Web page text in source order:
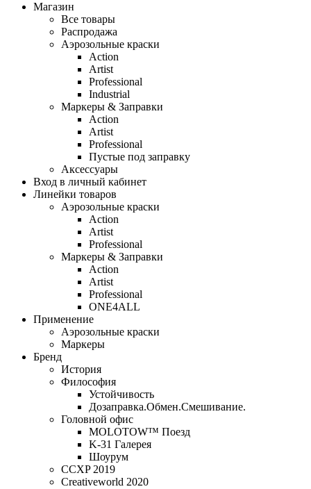
Магазин
Все товары
Распродажа
Аэрозольные краски
Action
Artist
Professional
Industrial
Маркеры & Заправки
Action
Artist
Professional
Пустые под заправку
Аксессуары
Вход в личный кабинет
Линейки товаров
Аэрозольные краски
Action
Artist
Professional
Маркеры & Заправки
Action
Artist
Professional
ONE4ALL
Применение
Аэрозольные краски
Маркеры
Бренд
История
Философия
Устойчивость
Дозаправка.Обмен.Смешивание.
Головной офис
MOLOTOW™ Поезд
K-31 Галерея
Шоурум
CCXP 2019
Creativeworld 2020